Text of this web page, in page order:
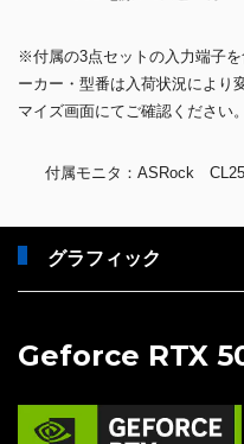
※付属の3点セットの入力端子
ーカー・型番は入荷状況により
マイズ画面にてご確認ください。
付属モニタ：ASRock
グラフィック
Geforce RTX